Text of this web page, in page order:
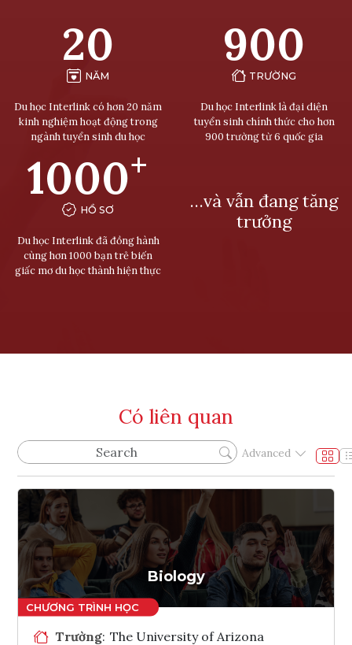
20
NĂM
Du học Interlink có hơn 20 năm
kinh nghiệm hoạt động trong
ngành tuyển sinh du học
900
TRƯỜNG
Du học Interlink là đại diện
tuyển sinh chính thức cho hơn
900 trường từ 6 quốc gia
1000+
HỒ SƠ
Du học Interlink đã đồng hành
cùng hơn 1000 bạn trẻ biến
giấc mơ du học thành hiện thực
…và vẫn đang tăng
trưởng
Có liên quan
Advanced
Biology
Trường: The University of Arizona